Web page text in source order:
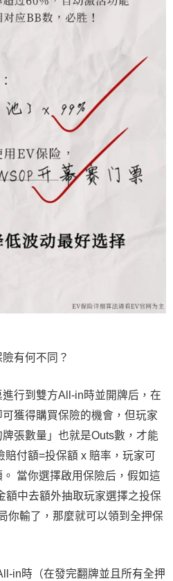
有何不同？
行到雙方All-in時並開牌后，在
獲得購買保險的機會，但玩家
張數量」也就是Outs數，才能
付額=投保額 x 賠率，玩家可
當你選擇啟用保險后，假如這
額中去額外抽取玩家選擇之投保
你輸了，那麼就可以領到全押保
in時（在發完翻牌並且所有全押